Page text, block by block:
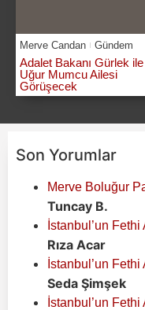
Merve Candan Gündem
Adalet Bakanı Gürlek ile
Uğur Mumcu Ailesi
Görüşecek
Son Yorumlar
Merve Boluğur
Tuncay B.
İstanbul’un Fethi
Rıza Acar
İstanbul’un Fethi
Seda Şimşek
İstanbul’un Fethi